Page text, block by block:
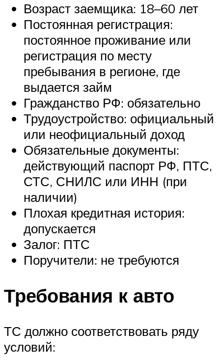
Возраст заемщика: 18–60 лет
Постоянная регистрация:
постоянное проживание или
регистрация по месту
пребывания в регионе, где
выдается займ
Гражданство РФ: обязательно
Трудоустройство: официальный
или неофициальный доход
Обязательные документы:
действующий паспорт РФ, ПТС,
СТС, СНИЛС или ИНН (при
наличии)
Плохая кредитная история:
допускается
Залог: ПТС
Поручители: не требуются
Требования к авто
ТС должно соответствовать ряду
условий: